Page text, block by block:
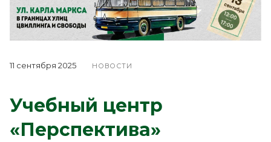
11 сентября 2025 НОВОСТИ
Учебный центр
«Перспектива»